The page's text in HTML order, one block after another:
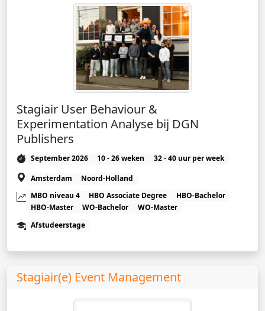
Stagiair User Behaviour &
Experimentation Analyse bij DGN
Publishers
September 2026 10 - 26 weken
32 - 40 uur per week
Amsterdam
Noord-Holland
MBO niveau 4
HBO Associate Degree
HBO-Bachelor
HBO-Master
WO-Bachelor
WO-Master
Afstudeerstage
Stagiair(e) Event Management